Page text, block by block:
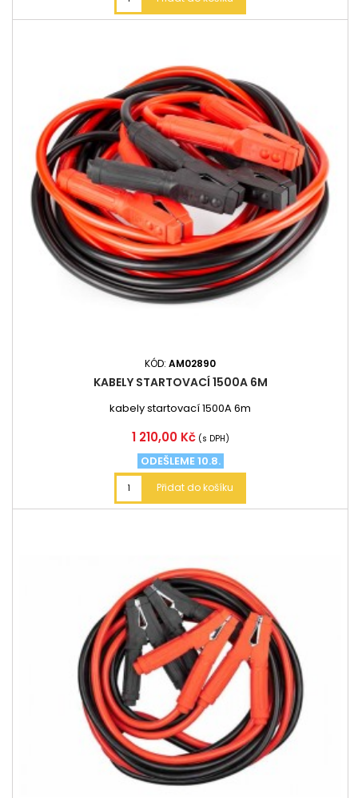
KÓD: AM02890
KABELY STARTOVACÍ 1500A 6M
kabely startovací 1500A 6m
Cena
1 210,00 Kč (s DPH)
ODEŠLEME 10.8.
Přidat do košíku